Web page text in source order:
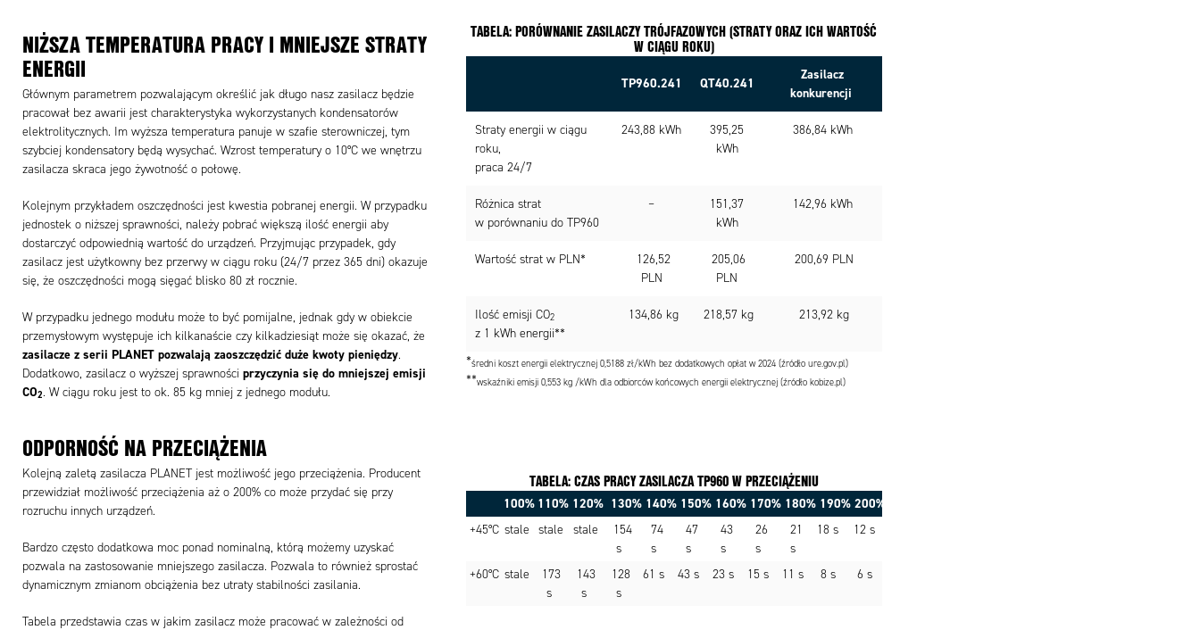
NIŻSZA TEMPERATURA PRACY I MNIEJSZE STRATY
ENERGII
Głównym parametrem pozwalającym określić jak długo nasz zasilacz będzie
pracował bez awarii jest charakterystyka wykorzystanych kondensatorów
elektrolitycznych. Im wyższa temperatura panuje w szafie sterowniczej, tym
szybciej kondensatory będą wysychać. Wzrost temperatury o 10°C we wnętrzu
zasilacza skraca jego żywotność o połowę.
Kolejnym przykładem oszczędności jest kwestia pobranej energii. W przypadku
jednostek o niższej sprawności, należy pobrać większą ilość energii aby
dostarczyć odpowiednią wartość do urządzeń. Przyjmując przypadek, gdy
zasilacz jest użytkowny bez przerwy w ciągu roku (24/7 przez 365 dni) okazuje
się, że oszczędności mogą sięgać blisko 80 zł rocznie.
W przypadku jednego modułu może to być pomijalne, jednak gdy w obiekcie
przemysłowym występuje ich kilkanaście czy kilkadziesiąt może się okazać, że
zasilacze z serii PLANET pozwalają zaoszczędzić duże kwoty pieniędzy.
Dodatkowo, zasilacz o wyższej sprawności przyczynia się do mniejszej emisji
CO2. W ciągu roku jest to ok. 85 kg mniej z jednego modułu.
TABELA: PORÓWNANIE ZASILACZY TRÓJFAZOWYCH (STRATY ORAZ ICH WARTOŚĆ
W CIĄGU ROKU)
TP960.241 QT40.241
Zasilacz
konkurencji
Straty energii w ciągu
roku,
praca 24/7
243,88 kWh
395,25
kWh
386,84 kWh
Różnica strat
w porównaniu do TP960
–
151,37
kWh
142,96 kWh
Wartość strat w PLN*
126,52
PLN
205,06
PLN
200,69 PLN
Ilość emisji CO2
z 1 kWh energii**
134,86 kg 218,57 kg 213,92 kg
*średni koszt energii elektrycznej 0,5188 zł/kWh bez dodatkowych opłat w 2024 (źródło ure.gov.pl)
**wskaźniki emisji 0,553 kg /kWh dla odbiorców końcowych energii elektrycznej (źródło kobize.pl)
ODPORNOŚĆ NA PRZECIĄŻENIA
Kolejną zaletą zasilacza PLANET jest możliwość jego przeciążenia. Producent
przewidział możliwość przeciążenia aż o 200% co może przydać się przy
rozruchu innych urządzeń.
Bardzo często dodatkowa moc ponad nominalną, którą możemy uzyskać
pozwala na zastosowanie mniejszego zasilacza. Pozwala to również sprostać
dynamicznym zmianom obciążenia bez utraty stabilności zasilania.
Tabela przedstawia czas w jakim zasilacz może pracować w zależności od
TABELA: CZAS PRACY ZASILACZA TP960 W PRZECIĄŻENIU
100% 110% 120% 130%140%150%160%170%180%190%200%
+45°C stale stale stale
154
s
74
s
47
s
43
s
26
s
21
s
18 s 12 s
+60°C stale
173
s
143
s
128
s
61 s 43 s 23 s 15 s 11 s 8 s 6 s